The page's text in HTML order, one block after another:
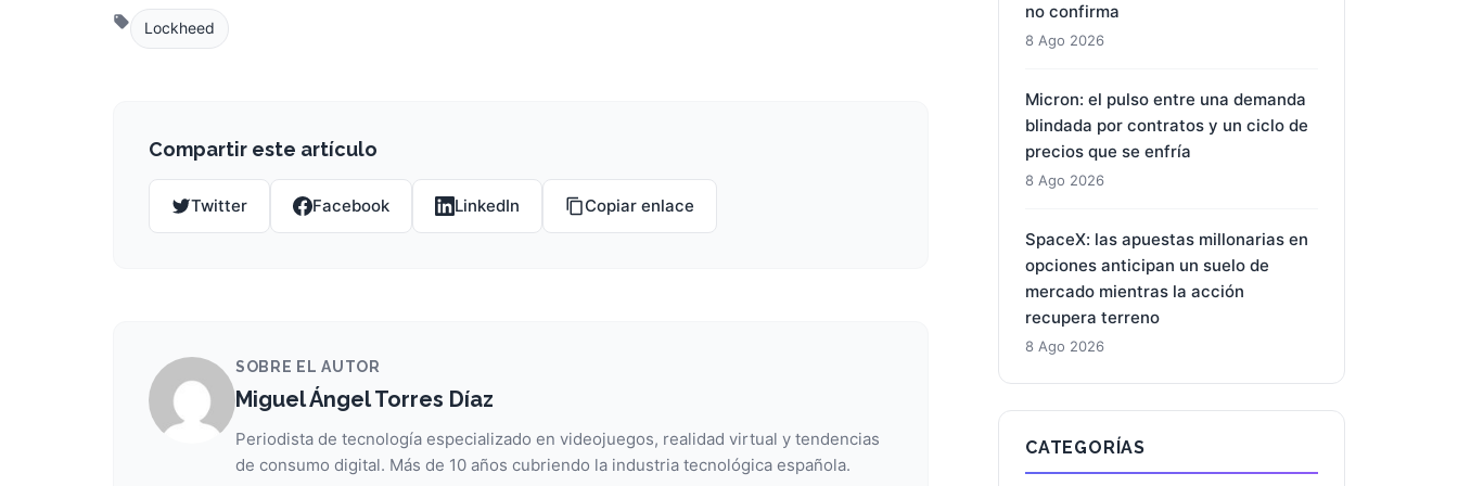
Lockheed
Compartir este artículo
Twitter Facebook LinkedIn Copiar enlace
SOBRE EL AUTOR
Miguel Ángel Torres Díaz
Periodista de tecnología especializado en videojuegos, realidad virtual y tendencias
de consumo digital. Más de 10 años cubriendo la industria tecnológica española.
8 Ago 2026
en pedidos que la contabilidad aún
no confirma
8 Ago 2026
blindada por contratos y un ciclo de
precios que se enfría
8 Ago 2026
SpaceX: las apuestas millonarias en
8 Ago 2026